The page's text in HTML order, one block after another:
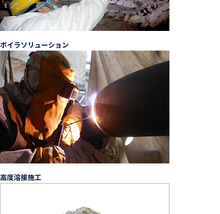
ボイラソリューション
高度溶接施工